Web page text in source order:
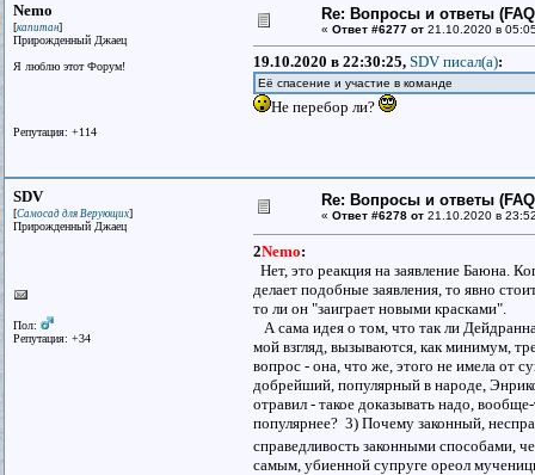
Nemo
[капитан]
Прирожденный Джаец
Я люблю этот Форум!
Репутация: +114
Re: Вопросы и ответы
« Ответ #6277 от 21.10.2020 в
19.10.2020 в 22:30:25, SDV писал(a):
Её спасение и участие в команде
Не перебор ли?
SDV
[Самосад для Верующих]
Прирожденный Джаец
Пол:
Репутация: +34
Re: Вопросы и ответы
« Ответ #6278 от 21.10.2020 в
2Nemo:
Нет, это реакция на заявление Баюна.
делает подобные заявления, то явно
то ли он "заиграет новыми красками".
А сама идея о том, что так ли
мой взгляд, вызываются, как минимум,
вопрос - она, что же, этого не имела от
добрейший, популярный в народе,
отравил - такое доказывать надо,
популярнее? 3) Почему законный,
справедливость законными способами,
самым, убиенной супруге ореол